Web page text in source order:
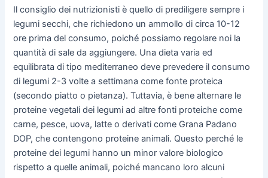
Il consiglio dei nutrizionisti è quello di prediligere sempre i
legumi secchi, che richiedono un ammollo di circa 10-12
ore prima del consumo, poiché possiamo regolare noi la
quantità di sale da aggiungere. Una dieta varia ed
equilibrata di tipo mediterraneo deve prevedere il consumo
di legumi 2-3 volte a settimana come fonte proteica
(secondo piatto o pietanza). Tuttavia, è bene alternare le
proteine vegetali dei legumi ad altre fonti proteiche come
carne, pesce, uova, latte o derivati come Grana Padano
DOP, che contengono proteine animali. Questo perché le
proteine dei legumi hanno un minor valore biologico
rispetto a quelle animali, poiché mancano loro alcuni